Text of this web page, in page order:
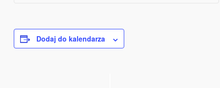
Dodaj do kalendarza